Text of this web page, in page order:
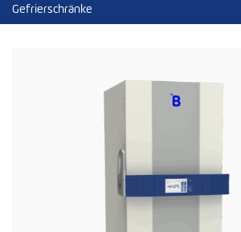
Gefrierschränke